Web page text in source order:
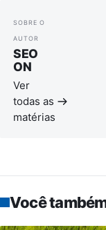
SOBRE O
AUTOR
SEO
ON
Ver
todas as
matérias
Você